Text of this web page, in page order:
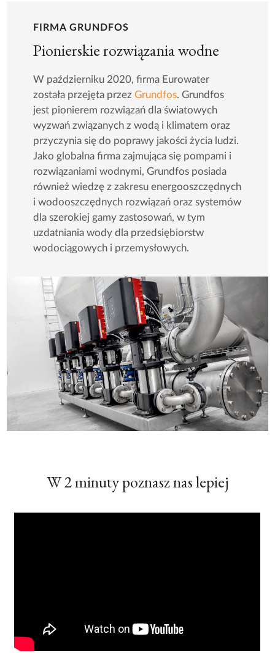
FIRMA GRUNDFOS
Pionierskie rozwiązania wodne
W październiku 2020, firma Eurowater
została przejęta przez Grundfos. Grundfos
jest pionierem rozwiązań dla światowych
wyzwań związanych z wodą i klimatem oraz
przyczynia się do poprawy jakości życia ludzi.
Jako globalna firma zajmująca się pompami i
rozwiązaniami wodnymi, Grundfos posiada
również wiedzę z zakresu energooszczędnych
i wodooszczędnych rozwiązań oraz systemów
dla szerokiej gamy zastosowań, w tym
uzdatniania wody dla przedsiębiorstw
wodociągowych i przemysłowych.
W 2 minuty poznasz nas lepiej